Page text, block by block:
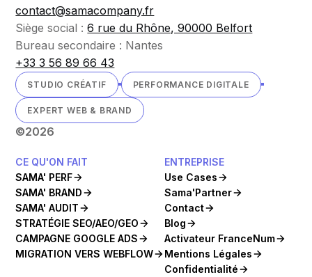
contact@samacompany.fr
Siège social :6 rue du Rhône, 90000 Belfort
Bureau secondaire : Nantes
+33 3 56 89 66 43
STUDIO CRÉATIF PERFORMANCE DIGITALE
EXPERT WEB & BRAND
©2026
CE QU'ON FAIT
SAMA' PERF
SAMA' BRAND
SAMA' AUDIT
STRATÉGIE SEO/AEO/GEO
CAMPAGNE GOOGLE ADS
MIGRATION VERS WEBFLOW
ENTREPRISE
Use Cases
Sama'Partner
Contact
Blog
Activateur FranceNum
Mentions Légales
Confidentialité